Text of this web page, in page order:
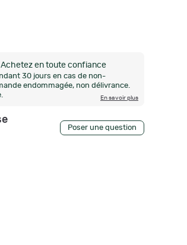
Achetez en toute confiance
30 jours en cas de non-
endommagée, non délivrance.
En savoir plus
Poser une question